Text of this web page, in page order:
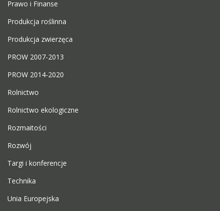
Prawo i Finanse
Produkcja roślinna
Produkcja zwierzęca
PROW 2007-2013
PROW 2014-2020
Rolnictwo
Rolnictwo ekologiczne
Rozmaitości
Rozwój
Targi i konferencje
Technika
Unia Europejska